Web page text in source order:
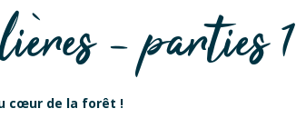
- parties
cœur de la forêt !